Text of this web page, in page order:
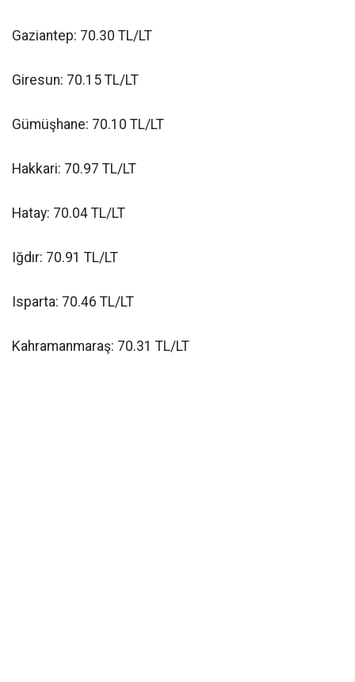
Gaziantep: 70.30 TL/LT
Giresun: 70.15 TL/LT
Gümüşhane: 70.10 TL/LT
Hakkari: 70.97 TL/LT
Hatay: 70.04 TL/LT
Iğdır: 70.91 TL/LT
Isparta: 70.46 TL/LT
Kahramanmaraş: 70.31 TL/LT